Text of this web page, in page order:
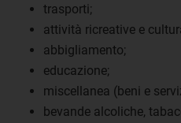
trasporti;
attività ricreative e
abbigliamento;
educazione;
miscellanea (beni e
bevande alcoliche,